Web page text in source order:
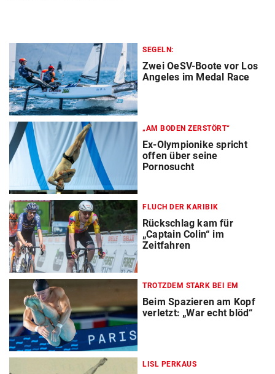
SEGELN:
Zwei OeSV-Boote vor Los
Angeles im Medal Race
„AM BODEN ZERSTÖRT“
Ex-Olympionike spricht
offen über seine
Pornosucht
FLUCH DER KARIBIK
Rückschlag kam für
„Captain Colin“ im
Zeitfahren
TROTZDEM STARK BEI EM
Beim Spazieren am Kopf
verletzt: „War echt blöd“
LISL PERKAUS